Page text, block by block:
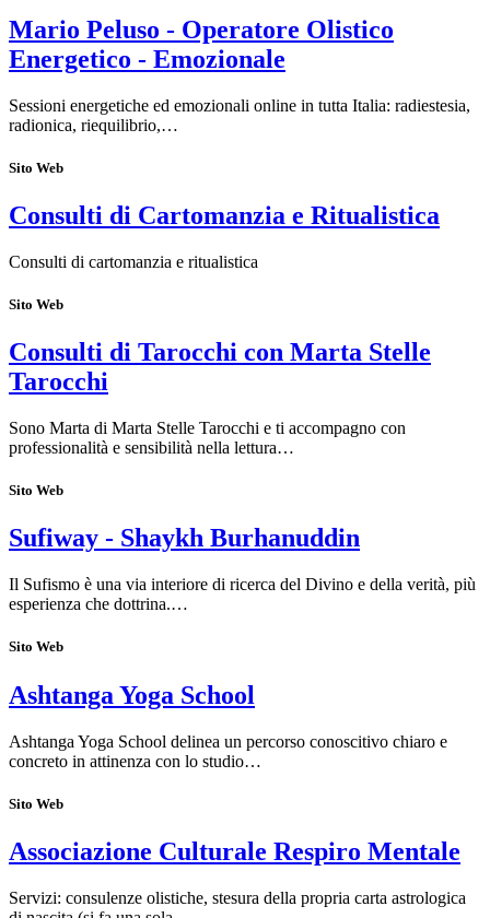
Mario Peluso - Operatore Olistico
Energetico - Emozionale
Sessioni energetiche ed emozionali online in tutta Italia: radiestesia,
radionica, riequilibrio,…
Sito Web
Consulti di Cartomanzia e Ritualistica
Consulti di cartomanzia e ritualistica
Sito Web
Consulti di Tarocchi con Marta Stelle
Tarocchi
Sono Marta di Marta Stelle Tarocchi e ti accompagno con
professionalità e sensibilità nella lettura…
Sito Web
Sufiway - Shaykh Burhanuddin
Il Sufismo è una via interiore di ricerca del Divino e della verità, più
esperienza che dottrina.…
Sito Web
Ashtanga Yoga School
Ashtanga Yoga School delinea un percorso conoscitivo chiaro e
concreto in attinenza con lo studio…
Sito Web
Associazione Culturale Respiro Mentale
Servizi: consulenze olistiche, stesura della propria carta astrologica